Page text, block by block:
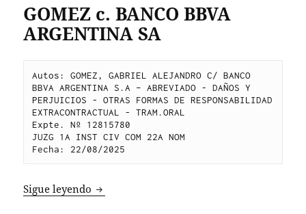
GOMEZ c. BANCO BBVA
ARGENTINA SA
Autos: GOMEZ, GABRIEL ALEJANDRO C/ BANCO
BBVA ARGENTINA S.A – ABREVIADO - DAÑOS Y
PERJUICIOS - OTRAS FORMAS DE RESPONSABILIDAD
EXTRACONTRACTUAL - TRAM.ORAL
Expte. Nº 12815780
JUZG 1A INST CIV COM 22A NOM
Fecha: 22/08/2025
Sigue leyendo GOMEZ c. BANCO BBVA ARGENTINA SA